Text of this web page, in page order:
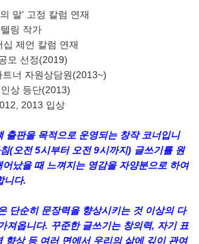
말' 고정 칼럼 연재
링 작가
제언 칼럼 연재
모 선정(2019)
너 자원상담원(2013~)
상 등단(2013)
2013 입상
출판을 목적으로 운영되는 창작 코너입니
(오전 5시부터 오전 9시까지) 글쓰기를 원
났을 때 느껴지는 영감을 자양분으로 하여
니다.
단순히 문장력을 향상시키는 것 이상의 다
져옵니다. 꾸준한 글쓰기는 창의력, 자기 표
향상 등 여러 면에서 우리의 삶에 깊이 관여